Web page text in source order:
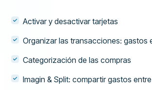
Activar y desactivar tarjetas
Organizar las transacciones: gastos
Categorización de las compras
Imagin & Split: compartir gastos